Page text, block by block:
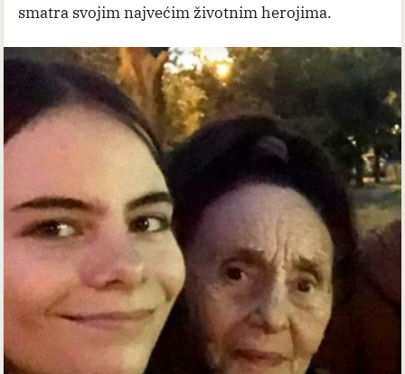
smatra svojim najvećim životnim herojima.